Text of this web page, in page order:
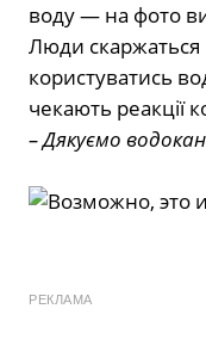
воду — на фото
Люди
користуватись
чекають реакції
– Дякуємо
РЕКЛАМА